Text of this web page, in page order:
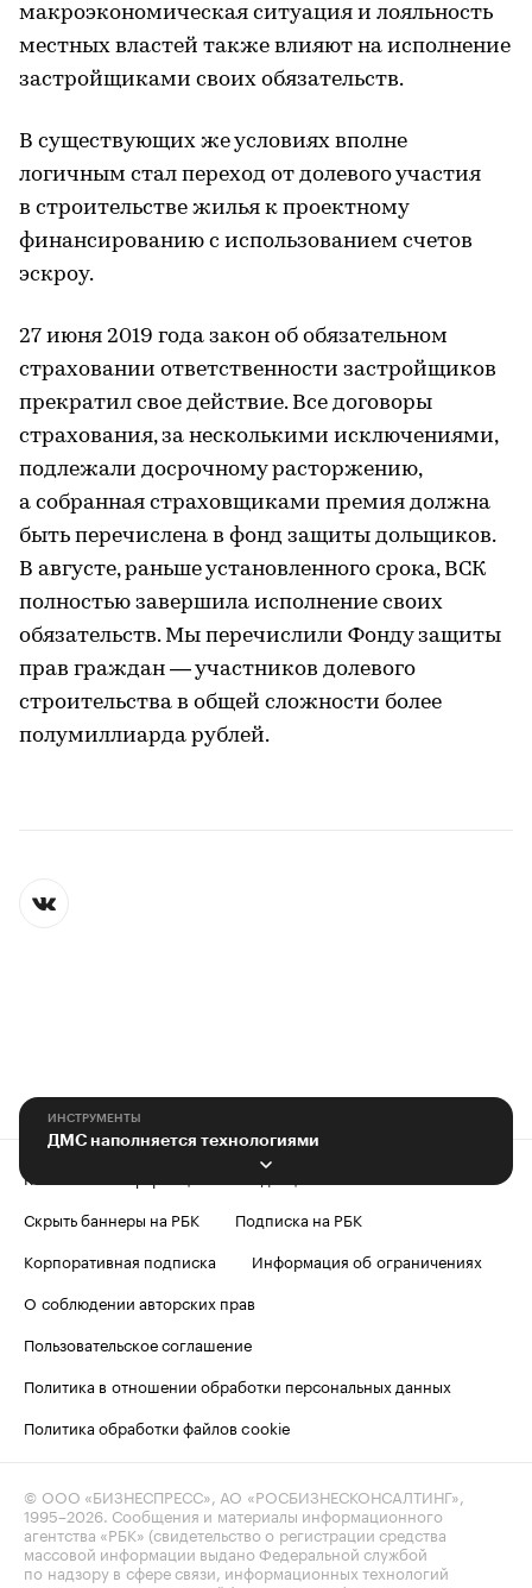
макроэкономическая ситуация и лояльность
местных властей также влияют на исполнение
застройщиками своих обязательств.
В существующих же условиях вполне
логичным стал переход от долевого участия
в строительстве жилья к проектному
финансированию с использованием счетов
эскроу.
27 июня 2019 года закон об обязательном
страховании ответственности застройщиков
прекратил свое действие. Все договоры
страхования, за несколькими исключениями,
подлежали досрочному расторжению,
а собранная страховщиками премия должна
быть перечислена в фонд защиты дольщиков.
В августе, раньше установленного срока, ВСК
полностью завершила исполнение своих
обязательств. Мы перечислили Фонду защиты
прав граждан — участников долевого
строительства в общей сложности более
полумиллиарда рублей.
ИНСТРУМЕНТЫ
ДМС наполняется технологиями
Контактная информация
Редакция
Скрыть баннеры на РБК
Подписка на РБК
Корпоративная подписка
Информация об ограничениях
О соблюдении авторских прав
Пользовательское соглашение
Политика в отношении обработки персональных данных
Политика обработки файлов cookie
© ООО «БИЗНЕСПРЕСС», АО «РОСБИЗНЕСКОНСАЛТИНГ»,
1995–2026 . Сообщения и материалы информационного
агентства «РБК» (свидетельство о регистрации средства
массовой информации выдано Федеральной службой
по надзору в сфере связи, информационных технологий